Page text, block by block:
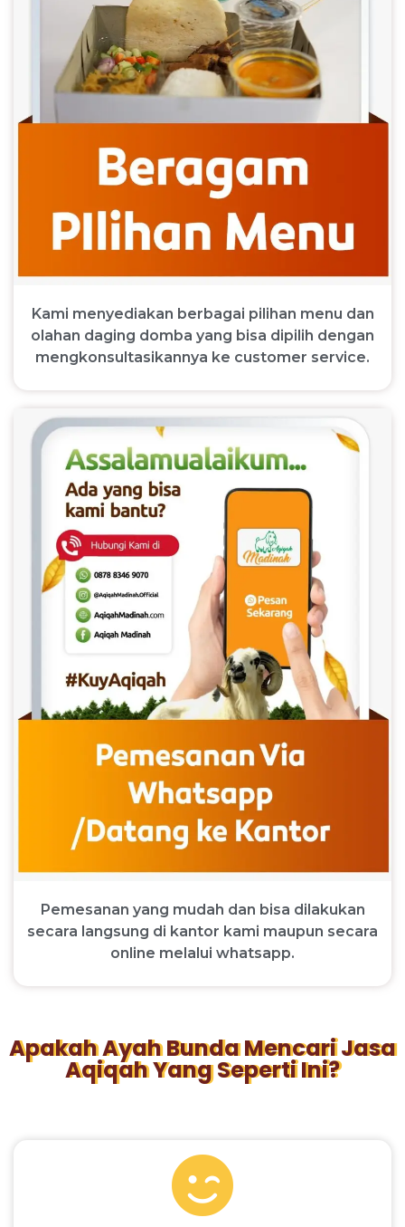
Kami menyediakan berbagai pilihan menu dan
olahan daging domba yang bisa dipilih dengan
mengkonsultasikannya ke customer service.
Pemesanan yang mudah dan bisa dilakukan
secara langsung di kantor kami maupun secara
online melalui whatsapp.
Apakah Ayah Bunda Mencari Jasa
Aqiqah Yang Seperti Ini?